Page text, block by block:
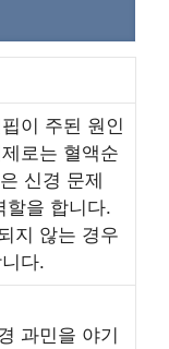
이 주된 원인
로는 혈액순
신경 문제
할을 합니다.
지 않는 경우
다.
과민을 야기